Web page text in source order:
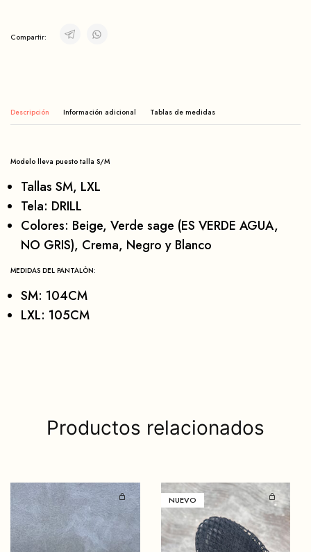
Compartir:
Descripción Información adicional
Modelo lleva puesto talla S/M
Tallas SM, LXL
Tela: DRILL
Colores: Beige, Verde sage (ES VERDE AGUA,
NO GRIS), Crema, Negro y Blanco
MEDIDAS DEL PANTALÒN:
SM: 104CM
LXL: 105CM
Productos relacionados
NUEVO